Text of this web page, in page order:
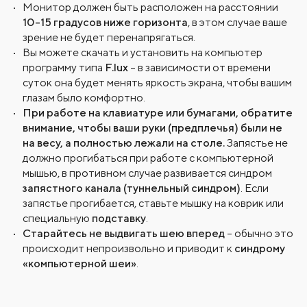
Монитор должен быть расположен на расстоянии
10-15 градусов ниже горизонта, в этом случае ваше
зрение не будет перенапрягаться.
Вы можете скачать и установить на компьютер
программу типа F.lux – в зависимости от времени
суток она будет менять яркость экрана, чтобы вашим
глазам было комфортно.
При работе на клавиатуре или бумагами, обратите
внимание, чтобы ваши руки (предплечья) были не
на весу, а полностью лежали на столе.Запястье не
должно прогибаться при работе с компьютерной
мышью, в противном случае развивается синдром
запястного канала (туннельный синдром). Если
запястье прогибается, ставьте мышку на коврик или
специальную подставку.
Старайтесь не выдвигать шею вперед – обычно это
происходит непроизвольно и приводит к синдрому
«компьютерной шеи».